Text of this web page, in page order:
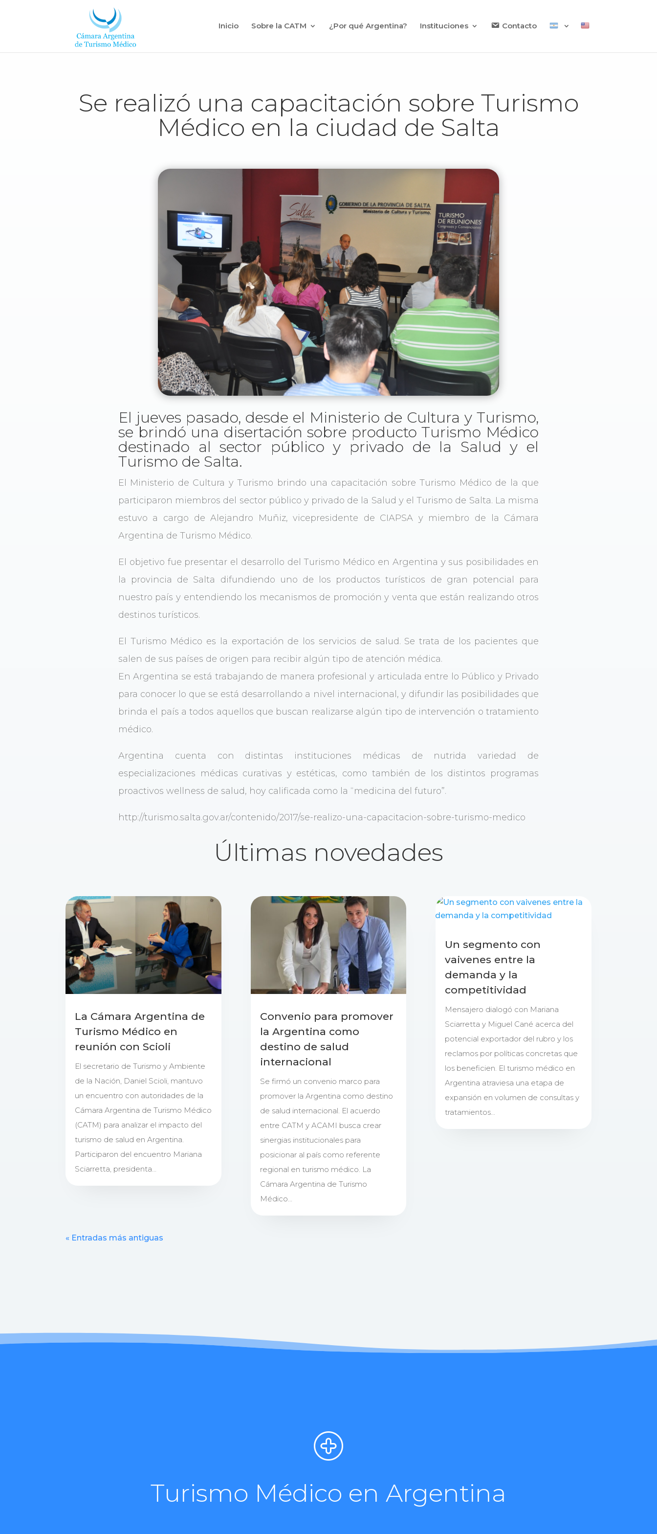
Inicio Sobre la CATM ¿Por qué Argentina? Instituciones Contacto
Se realizó una capacitación sobre Turismo
Médico en la ciudad de Salta
El jueves pasado, desde el Ministerio de Cultura y Turismo,
se brindó una disertación sobre producto Turismo Médico
destinado al sector público y privado de la Salud y el
Turismo de Salta.
El Ministerio de Cultura y Turismo brindo una capacitación sobre Turismo Médico de la que
participaron miembros del sector público y privado de la Salud y el Turismo de Salta. La misma
estuvo a cargo de Alejandro Muñiz, vicepresidente de CIAPSA y miembro de la Cámara
Argentina de Turismo Médico.
El objetivo fue presentar el desarrollo del Turismo Médico en Argentina y sus posibilidades en
la provincia de Salta difundiendo uno de los productos turísticos de gran potencial para
nuestro país y entendiendo los mecanismos de promoción y venta que están realizando otros
destinos turísticos.
El Turismo Médico es la exportación de los servicios de salud. Se trata de los pacientes que
salen de sus países de origen para recibir algún tipo de atención médica.
En Argentina se está trabajando de manera profesional y articulada entre lo Público y Privado
para conocer lo que se está desarrollando a nivel internacional, y difundir las posibilidades que
brinda el país a todos aquellos que buscan realizarse algún tipo de intervención o tratamiento
médico.
Argentina cuenta con distintas instituciones médicas de nutrida variedad de
especializaciones médicas curativas y estéticas, como también de los distintos programas
proactivos wellness de salud, hoy calificada como la “medicina del futuro”.
http://turismo.salta.gov.ar/contenido/2017/se-realizo-una-capacitacion-sobre-turismo-medico
Últimas novedades
La Cámara Argentina de
Turismo Médico en
reunión con Scioli
El secretario de Turismo y Ambiente
de la Nación, Daniel Scioli, mantuvo
un encuentro con autoridades de la
Cámara Argentina de Turismo Médico
(CATM) para analizar el impacto del
turismo de salud en Argentina.
Participaron del encuentro Mariana
Sciarretta, presidenta...
Convenio para promover
la Argentina como
destino de salud
internacional
Se firmó un convenio marco para
promover la Argentina como destino
de salud internacional. El acuerdo
entre CATM y ACAMI busca crear
sinergias institucionales para
posicionar al país como referente
regional en turismo médico. La
Cámara Argentina de Turismo
Médico...
Un segmento con
vaivenes entre la
demanda y la
competitividad
Mensajero dialogó con Mariana
Sciarretta y Miguel Cané acerca del
potencial exportador del rubro y los
reclamos por políticas concretas que
los beneficien. El turismo médico en
Argentina atraviesa una etapa de
expansión en volumen de consultas y
tratamientos...
« Entradas más antiguas
Turismo Médico en Argentina